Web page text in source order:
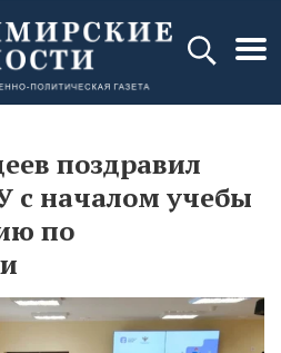
поздравил
с началом учебы
по